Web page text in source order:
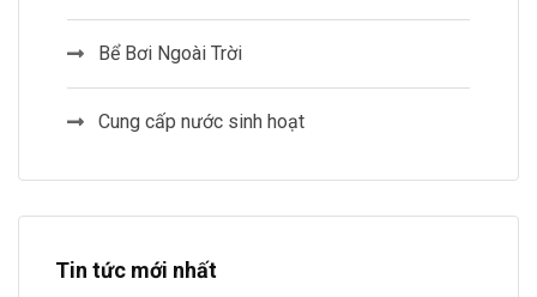
Bể Bơi Ngoài Trời
Cung cấp nước sinh hoạt
Tin tức mới nhất